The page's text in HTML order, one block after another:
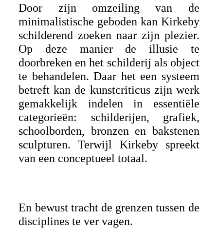
Door zijn omzeiling van de
minimalistische geboden kan Kirkeby
schilderend zoeken naar zijn plezier.
Op deze manier de illusie te
doorbreken en het schilderij als object
te behandelen. Daar het een systeem
betreft kan de kunstcriticus zijn werk
gemakkelijk indelen in essentiële
categorieën: schilderijen, grafiek,
schoolborden, bronzen en bakstenen
sculpturen. Terwijl Kirkeby spreekt
van een conceptueel totaal.
En bewust tracht de grenzen tussen de
disciplines te ver vagen.